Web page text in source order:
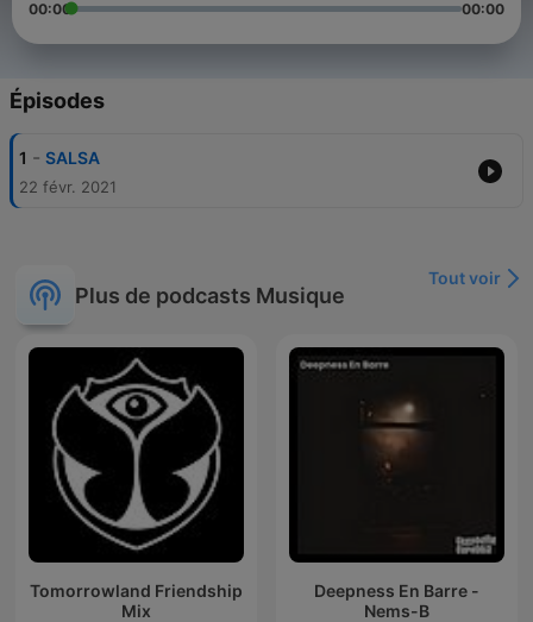
00:00 00:00
Épisodes
1 - SALSA
22 févr. 2021
Plus de podcasts Musique
Tout voir
Tomorrowland Friendship
Mix
Deepness En Barre -
Nems-B